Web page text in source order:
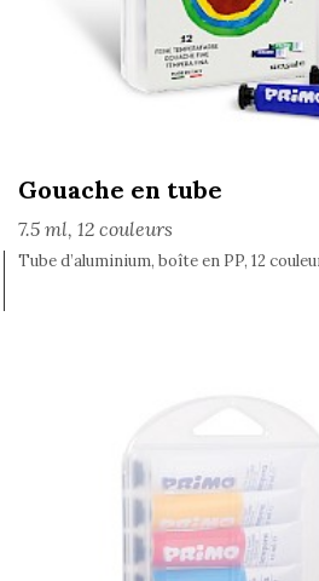
Gouache en tube
7.5 ml, 12 couleurs
Tube d’aluminium, boîte en PP, 12